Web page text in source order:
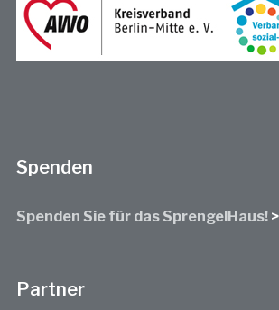
Spenden
Spenden Sie für das SprengelHaus!
Partner